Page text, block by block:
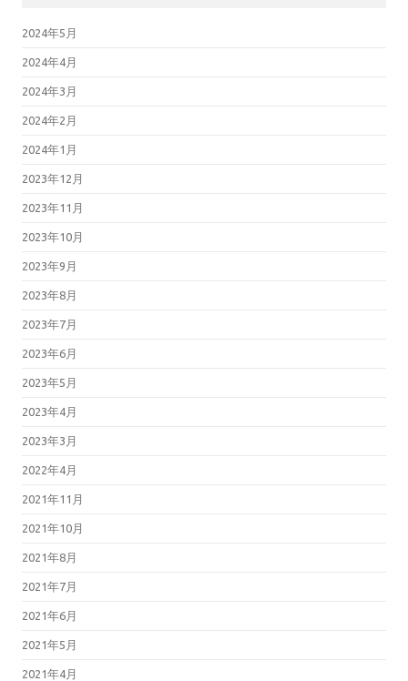
2024年5月
2024年4月
2024年3月
2024年2月
2024年1月
2023年12月
2023年11月
2023年10月
2023年9月
2023年8月
2023年7月
2023年6月
2023年5月
2023年4月
2023年3月
2022年4月
2021年11月
2021年10月
2021年8月
2021年7月
2021年6月
2021年5月
2021年4月